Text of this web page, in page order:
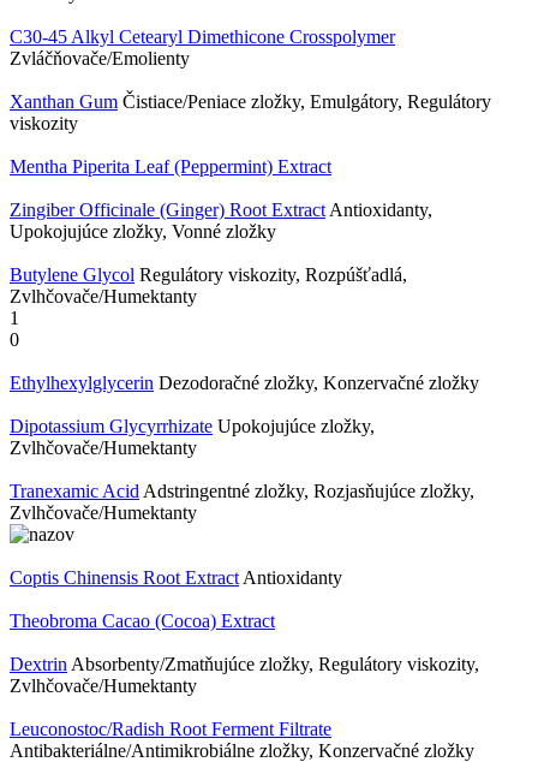
C30-45 Alkyl Cetearyl Dimethicone Crosspolymer
Zvláčňovače/Emolienty
Xanthan Gum Čistiace/Peniace zložky, Emulgátory, Regulátory
viskozity
Mentha Piperita Leaf (Peppermint) Extract
Zingiber Officinale (Ginger) Root Extract Antioxidanty,
Upokojujúce zložky, Vonné zložky
Butylene Glycol Regulátory viskozity, Rozpúšťadlá,
Zvlhčovače/Humektanty
1
0
Ethylhexylglycerin Dezodoračné zložky, Konzervačné zložky
Dipotassium Glycyrrhizate Upokojujúce zložky,
Zvlhčovače/Humektanty
Tranexamic Acid Adstringentné zložky, Rozjasňujúce zložky,
Zvlhčovače/Humektanty
Coptis Chinensis Root Extract Antioxidanty
Theobroma Cacao (Cocoa) Extract
Dextrin Absorbenty/Zmatňujúce zložky, Regulátory viskozity,
Zvlhčovače/Humektanty
Leuconostoc/​Radish Root Ferment Filtrate
Antibakteriálne/Antimikrobiálne zložky, Konzervačné zložky